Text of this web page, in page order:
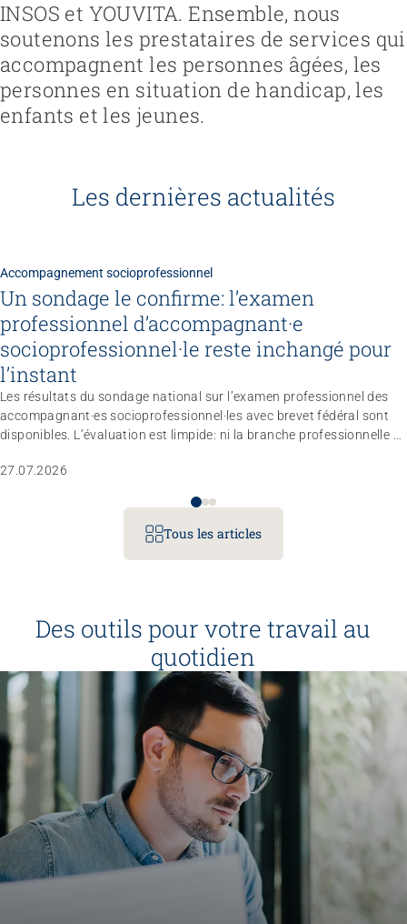
Congrès
Sans limites!? – Questionner, repousser et dépasser
les limites
INSOS et YOUVITA. Ensemble, nous
soutenons les prestataires de services qui
accompagnent les personnes âgées, les
personnes en situation de handicap, les
enfants et les jeunes.
Les dernières actualités
Accompagnement socioprofessionnel
Un sondage le confirme: l’examen
professionnel d’accompagnant·e
socioprofessionnel·le reste inchangé pour
l’instant
Les résultats du sondage national sur l’examen professionnel des
accompagnant·es socioprofessionnel·les avec brevet fédéral sont
disponibles. L’évaluation est limpide: ni la branche professionnelle ni
règlement d’examen dans les trois à quatre prochaines années.
professionnel, les compétences opérationnelles et les conditions
d’admission pour le moment.
27.07.2026
Tous les articles
Des outils pour votre travail au
quotidien